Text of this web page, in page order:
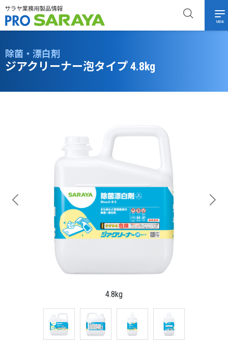
MENU
除菌・漂白剤
ジアクリーナー泡タイプ 4.8kg
Previous Next
4.8kg